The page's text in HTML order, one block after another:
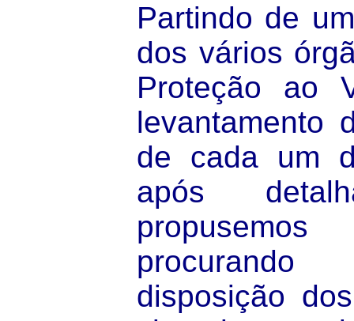
Partindo de
dos vários
Proteção ao
levantamento
de cada um
após
disposição